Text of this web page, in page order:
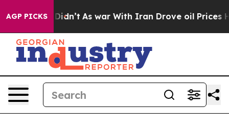
AGP PICKS
Well, it Didn’t As war With Iran Drove oil Prices